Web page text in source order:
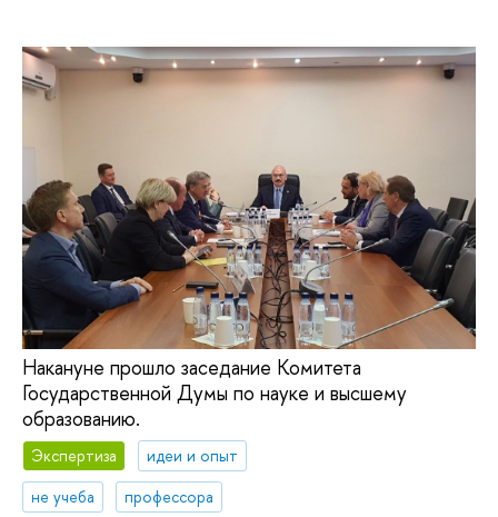
Накануне прошло заседание Комитета
Государственной Думы по науке и высшему
образованию.
Экспертиза
идеи и опыт
не учеба
профессора